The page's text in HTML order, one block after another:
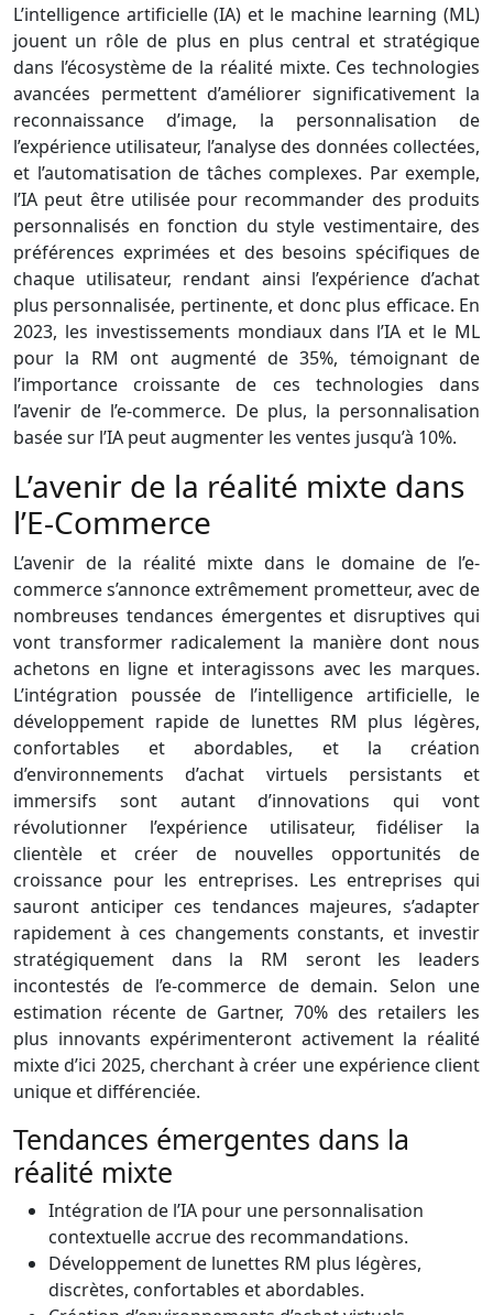
L’intelligence artificielle (IA) et le machine learning (ML)
jouent un rôle de plus en plus central et stratégique
dans l’écosystème de la réalité mixte. Ces technologies
avancées permettent d’améliorer significativement la
reconnaissance d’image, la personnalisation de
l’expérience utilisateur, l’analyse des données collectées,
et l’automatisation de tâches complexes. Par exemple,
l’IA peut être utilisée pour recommander des produits
personnalisés en fonction du style vestimentaire, des
préférences exprimées et des besoins spécifiques de
chaque utilisateur, rendant ainsi l’expérience d’achat
plus personnalisée, pertinente, et donc plus efficace. En
2023, les investissements mondiaux dans l’IA et le ML
pour la RM ont augmenté de 35%, témoignant de
l’importance croissante de ces technologies dans
l’avenir de l’e-commerce. De plus, la personnalisation
basée sur l’IA peut augmenter les ventes jusqu’à 10%.
L’avenir de la réalité mixte dans
l’E-Commerce
L’avenir de la réalité mixte dans le domaine de l’e-
commerce s’annonce extrêmement prometteur, avec de
nombreuses tendances émergentes et disruptives qui
vont transformer radicalement la manière dont nous
achetons en ligne et interagissons avec les marques.
L’intégration poussée de l’intelligence artificielle, le
développement rapide de lunettes RM plus légères,
confortables et abordables, et la création
d’environnements d’achat virtuels persistants et
immersifs sont autant d’innovations qui vont
révolutionner l’expérience utilisateur, fidéliser la
clientèle et créer de nouvelles opportunités de
croissance pour les entreprises. Les entreprises qui
sauront anticiper ces tendances majeures, s’adapter
rapidement à ces changements constants, et investir
stratégiquement dans la RM seront les leaders
incontestés de l’e-commerce de demain. Selon une
estimation récente de Gartner, 70% des retailers les
plus innovants expérimenteront activement la réalité
mixte d’ici 2025, cherchant à créer une expérience client
unique et différenciée.
Tendances émergentes dans la
réalité mixte
Intégration de l’IA pour une personnalisation
contextuelle accrue des recommandations.
Développement de lunettes RM plus légères,
discrètes, confortables et abordables.